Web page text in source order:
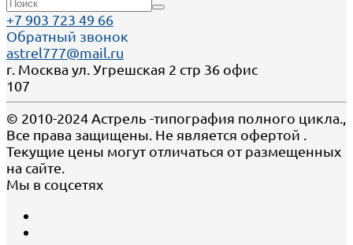
+7 903 723 49 66
Обратный звонок
astrel777@mail.ru
г. Москва ул. Угрешская 2 стр 36 офис
107
© 2010-2024 Астрель -типография полного цикла.,
Все права защищены. Не является офертой .
Текущие цены могут отличаться от размещенных
на сайте.
Мы в соцсетях